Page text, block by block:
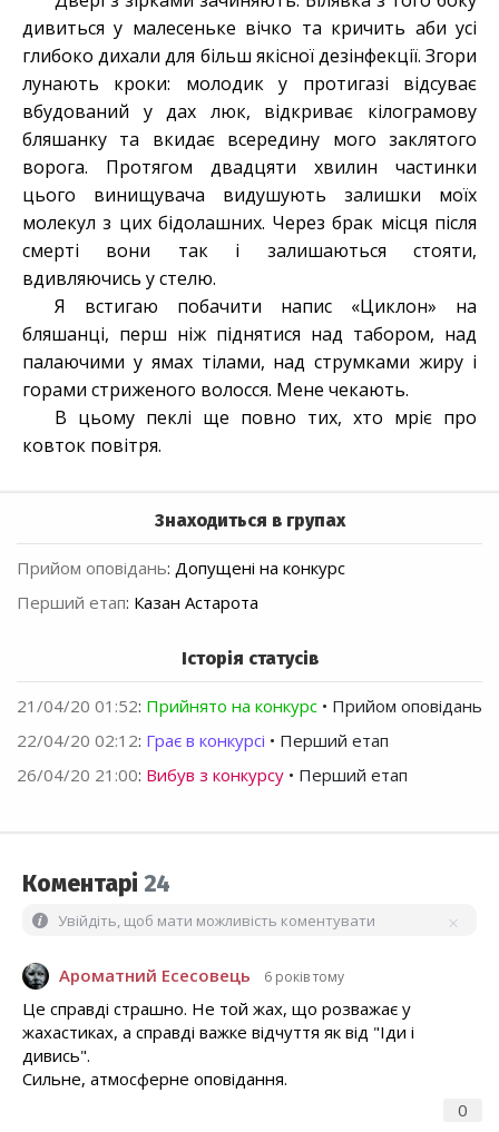
дивиться у малесеньке вічко та кричить аби усі
глибоко дихали для більш якісної дезінфекції. Згори
лунають кроки: молодик у протигазі відсуває
вбудований у дах люк, відкриває кілограмову
бляшанку та вкидає всередину мого заклятого
ворога. Протягом двадцяти хвилин частинки
цього винищувача видушують залишки моїх
молекул з цих бідолашних. Через брак місця після
смерті вони так і залишаються стояти,
вдивляючись у стелю.
Я встигаю побачити напис «Циклон» на
бляшанці, перш ніж піднятися над табором, над
палаючими у ямах тілами, над струмками жиру і
горами стриженого волосся. Мене чекають.
В цьому пеклі ще повно тих, хто мріє про
ковток повітря.
Знаходиться в групах
Прийом оповідань: Допущені на конкурс
Перший етап: Казан Астарота
Історія статусів
21/04/20 01:52: Прийнято на конкурс • Прийом оповідань
22/04/20 02:12: Грає в конкурсі • Перший етап
26/04/20 21:00: Вибув з конкурсу • Перший етап
Коментарі 24
Увійдіть, щоб мати можливість коментувати
Ароматний Есесовець 6 років тому
0
Це справді страшно. Не той жах, що розважає у
жахастиках, а справді важке відчуття як від "Іди і
дивись".
Сильне, атмосферне оповідання.